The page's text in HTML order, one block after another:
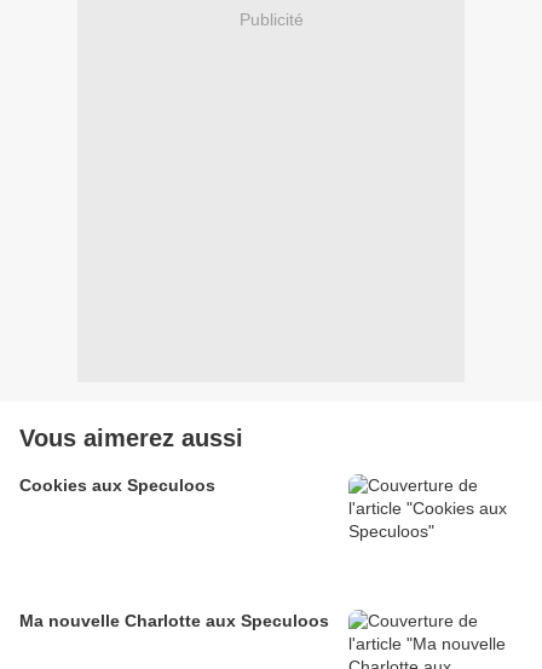
Publicité
Vous aimerez aussi
Cookies aux Speculoos
Ma nouvelle Charlotte aux Speculoos